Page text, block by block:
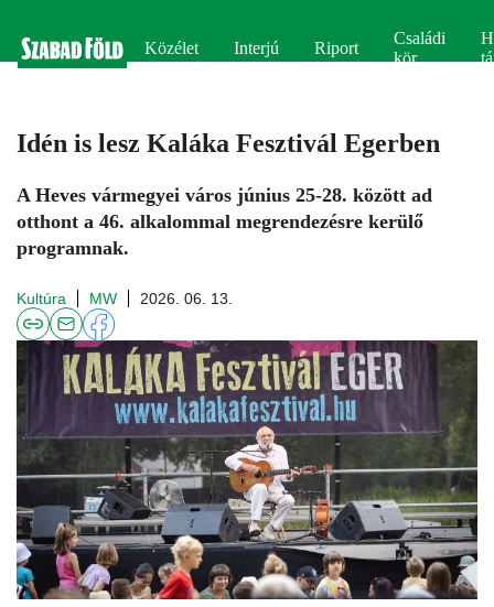
Közélet Interjú Riport
Családi
kör
Idén is lesz Kaláka Fesztivál Egerben
A Heves vármegyei város június 25-28. között ad
otthont a 46. alkalommal megrendezésre kerülő
programnak.
Kultúra MW 2026. 06. 13.